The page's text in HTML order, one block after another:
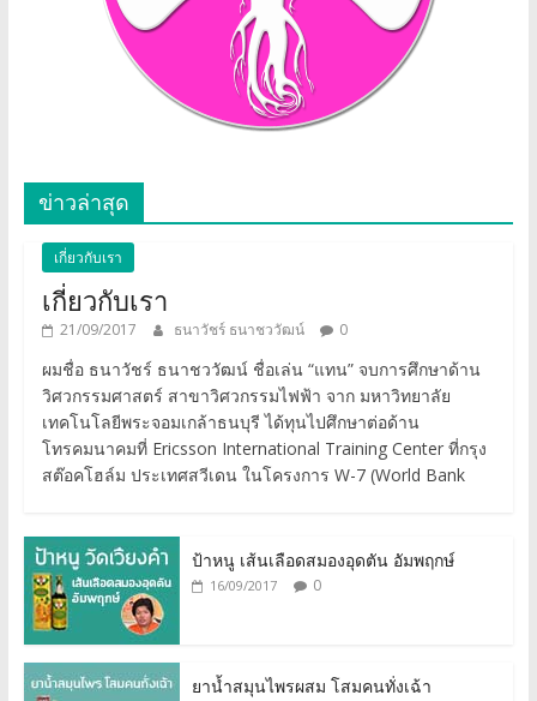
ข่าวล่าสุด
เกี่ยวกับเรา
เกี่ยวกับเรา
21/09/2017 ธนาวัชร์ ธนาชววัฒน์ 0
ผมชื่อ ธนาวัชร์ ธนาชววัฒน์ ชื่อเล่น “แทน” จบการศึกษาด้าน
วิศวกรรมศาสตร์ สาขาวิศวกรรมไฟฟ้า จาก มหาวิทยาลัย
เทคโนโลยีพระจอมเกล้าธนบุรี ได้ทุนไปศึกษาต่อด้าน
โทรคมนาคมที่ Ericsson International Training Center ที่กรุง
สต๊อคโฮล์ม ประเทศสวีเดน ในโครงการ W-7 (World Bank
ป้าหนู เส้นเลือดสมองอุดตัน อัมพฤกษ์
16/09/2017 0
ยาน้ำสมุนไพรผสม โสมคนทั่งเฉ้า